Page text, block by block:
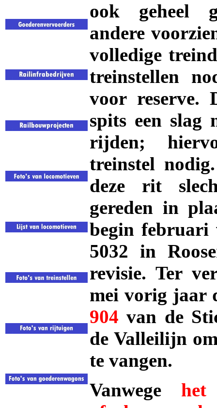
ook geheel
andere
volledige
treinstellen
voor reserve.
spits een slag
rijden;
treinstel
deze rit
gereden in
begin februari
5032 in
revisie. Ter
mei vorig jaar
904 van de
de Valleilijn
te vangen.
Vanwege